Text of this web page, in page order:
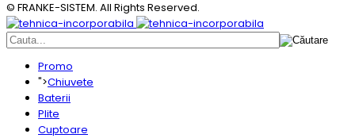
© FRANKE-SISTEM. All Rights Reserved.
Promo
">Chiuvete
Baterii
Plite
Cuptoare